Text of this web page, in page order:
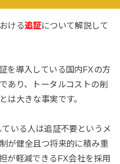
ける追証について解説して
を導入している国内FXの方
あり、トータルコストの削
は大きな事実です。
いる人は追証不要というメ
が健全且つ将来的に積み重
が軽減できるFX会社を採用